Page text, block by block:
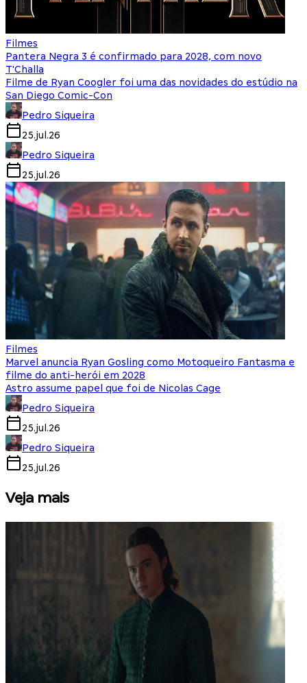
Filmes
Pantera Negra 3 é confirmado para 2028, com novo
T'Challa
Filme de Ryan Coogler foi uma das novidades do estúdio na
San Diego Comic-Con
Pedro Siqueira
25.jul.26
Pedro Siqueira
25.jul.26
Filmes
Marvel anuncia Ryan Gosling como Motoqueiro Fantasma e
filme do anti-herói em 2028
Astro assume papel que foi de Nicolas Cage
Pedro Siqueira
25.jul.26
Pedro Siqueira
25.jul.26
Veja mais